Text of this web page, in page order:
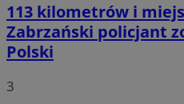
113 kilometrów i
Zabrzański policjant
Polski
3